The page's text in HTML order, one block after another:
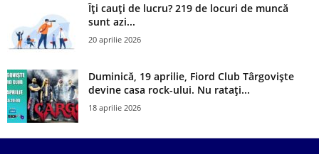
Îți cauți de lucru? 219 de locuri de muncă
sunt azi...
20 aprilie 2026
Duminică, 19 aprilie, Fiord Club Târgoviște
devine casa rock-ului. Nu ratați...
18 aprilie 2026